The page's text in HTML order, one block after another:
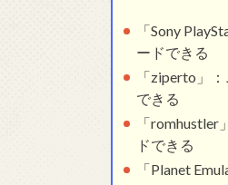
「Sony
ードできる
「ziperto」
できる
「
ドできる
「Planet